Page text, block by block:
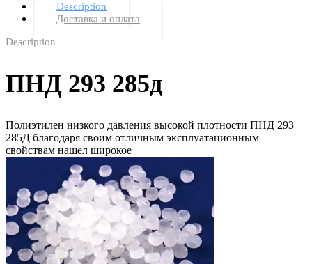
Description
Доставка и оплата
Description
ПНД 293 285д
Полиэтилен низкого давления высокой плотности ПНД 293
285Д благодаря своим отличным эксплуатационным
свойствам нашел широкое